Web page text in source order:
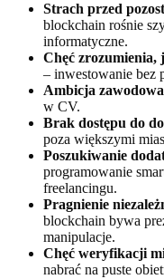
Strach przed
blockchain rośnie
informatyczne.
Chęć zrozumienia,
– inwestowanie bez
Ambicja zawodowa
w CV.
Brak dostępu do
poza większymi
Poszukiwanie
programowanie
freelancingu.
Pragnienie
blockchain bywa
manipulacje.
Chęć weryfikacji
nabrać na puste